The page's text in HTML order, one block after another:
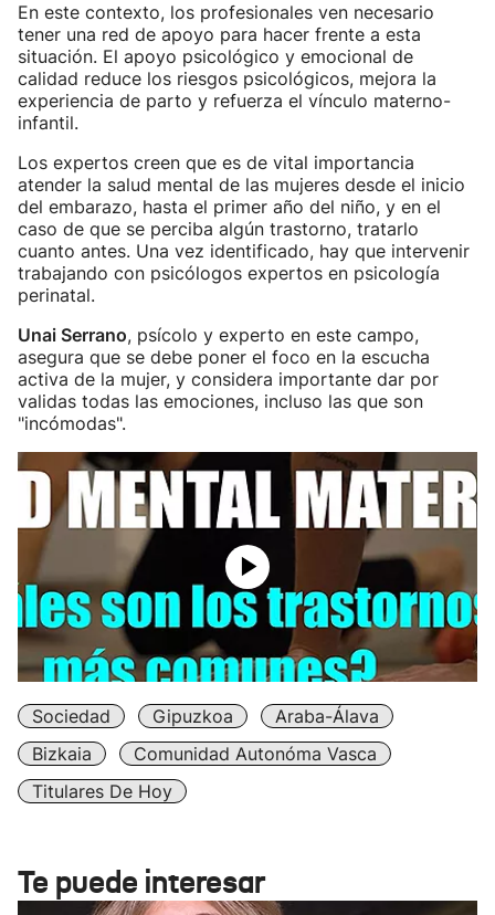
En este contexto, los profesionales ven necesario
tener una red de apoyo para hacer frente a esta
situación. El apoyo psicológico y emocional de
calidad reduce los riesgos psicológicos, mejora la
experiencia de parto y refuerza el vínculo materno-
infantil.
Los expertos creen que es de vital importancia
atender la salud mental de las mujeres desde el inicio
del embarazo, hasta el primer año del niño, y en el
caso de que se perciba algún trastorno, tratarlo
cuanto antes. Una vez identificado, hay que intervenir
trabajando con psicólogos expertos en psicología
perinatal.
Unai Serrano, psícolo y experto en este campo,
asegura que se debe poner el foco en la escucha
activa de la mujer, y considera importante dar por
validas todas las emociones, incluso las que son
"incómodas".
Sociedad Gipuzkoa
Araba-Álava
Bizkaia
Comunidad Autonóma Vasca
Titulares De Hoy
Te puede interesar